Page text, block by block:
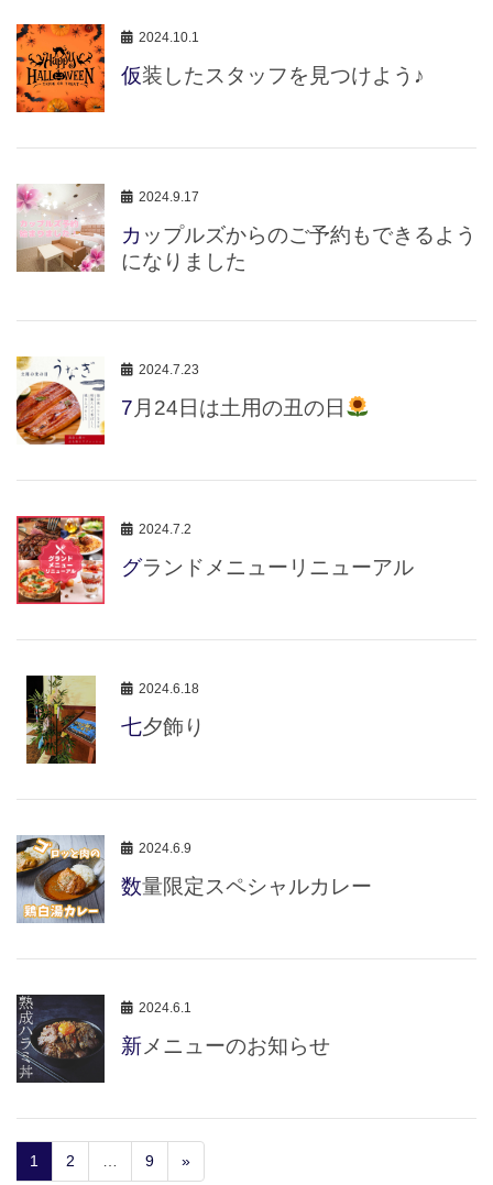
2024.10.1
仮装したスタッフを見つけよう♪
2024.9.17
カップルズからのご予約もできるよう
になりました
2024.7.23
7月24日は土用の丑の日
2024.7.2
グランドメニューリニューアル
2024.6.18
七夕飾り
2024.6.9
数量限定スペシャルカレー
2024.6.1
新メニューのお知らせ
1 2 … 9 »